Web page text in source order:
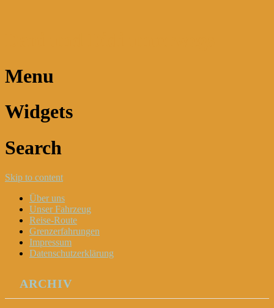
Menu
Widgets
Search
Skip to content
Über uns
Unser Fahrzeug
Reise-Route
Grenzerfahrungen
Impressum
Datenschutzerklärung
ARCHIV